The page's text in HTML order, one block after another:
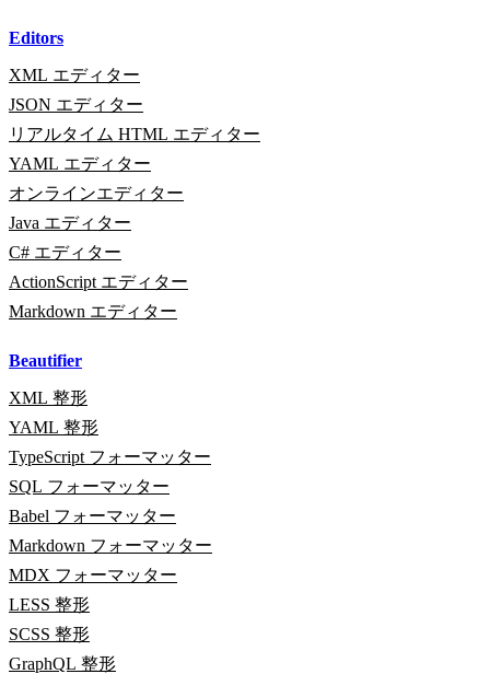
Editors
XML エディター
JSON エディター
リアルタイム HTML エディター
YAML エディター
オンラインエディター
Java エディター
C# エディター
ActionScript エディター
Markdown エディター
Beautifier
XML 整形
YAML 整形
TypeScript フォーマッター
SQL フォーマッター
Babel フォーマッター
Markdown フォーマッター
MDX フォーマッター
LESS 整形
SCSS 整形
GraphQL 整形